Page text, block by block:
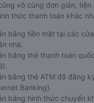
vô cùng đơn giản, tiện
thức thanh toán khác
bằng tiền mặt tại các
nhà.
bằng thẻ thanh toán
bằng thẻ ATM đã đăng
Banking).
bằng hình thức chuyển